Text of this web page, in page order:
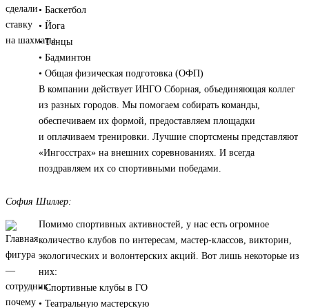
• Баскетбол
• Йога
• Танцы
• Бадминтон
• Общая физическая подготовка (ОФП)
В компании действует ИНГО Сборная, объединяющая коллег
из разных городов. Мы помогаем собирать команды,
обеспечиваем их формой, предоставляем площадки
и оплачиваем тренировки. Лучшие спортсмены представляют
«Ингосстрах» на внешних соревнованиях. И всегда
поздравляем их со спортивными победами.
София Шиллер:
Помимо спортивных активностей, у нас есть огромное
количество клубов по интересам, мастер-классов, викторин,
экологических и волонтерских акций. Вот лишь некоторые из
них:
• Спортивные клубы в ГО
• Театральную мастерскую